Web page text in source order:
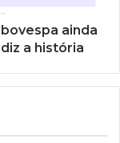
ainda
a história